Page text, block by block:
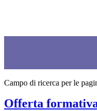
Campo di ricerca per le
Offerta